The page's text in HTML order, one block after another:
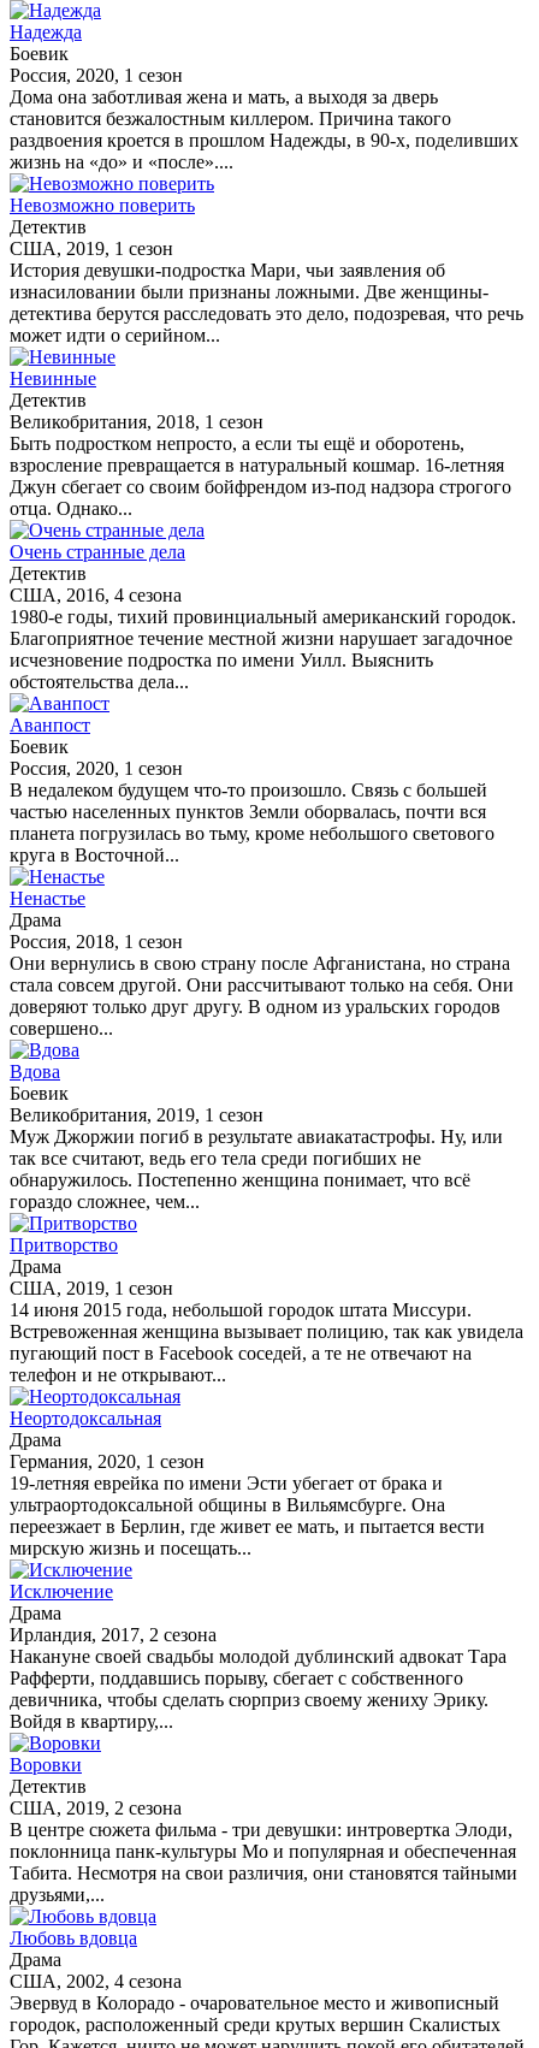
Надежда
Боевик
Россия, 2020, 1 сезон
Дома она заботливая жена и мать, а выходя за дверь
становится безжалостным киллером. Причина такого
раздвоения кроется в прошлом Надежды, в 90-х, поделивших
жизнь на «до» и «после»....
Невозможно поверить
Детектив
США, 2019, 1 сезон
История девушки-подростка Мари, чьи заявления об
изнасиловании были признаны ложными. Две женщины-
детектива берутся расследовать это дело, подозревая, что речь
может идти о серийном...
Невинные
Детектив
Великобритания, 2018, 1 сезон
Быть подростком непросто, а если ты ещё и оборотень,
взросление превращается в натуральный кошмар. 16-летняя
Джун сбегает со своим бойфрендом из-под надзора строгого
отца. Однако...
Очень странные дела
Детектив
США, 2016, 4 сезона
1980-е годы, тихий провинциальный американский городок.
Благоприятное течение местной жизни нарушает загадочное
исчезновение подростка по имени Уилл. Выяснить
обстоятельства дела...
Аванпост
Боевик
Россия, 2020, 1 сезон
В недалеком будущем что-то произошло. Связь с большей
частью населенных пунктов Земли оборвалась, почти вся
планета погрузилась во тьму, кроме небольшого светового
круга в Восточной...
Ненастье
Драма
Россия, 2018, 1 сезон
Они вернулись в свою страну после Афганистана, но страна
стала совсем другой. Они рассчитывают только на себя. Они
доверяют только друг другу. В одном из уральских городов
совершено...
Вдова
Боевик
Великобритания, 2019, 1 сезон
Муж Джоржии погиб в результате авиакатастрофы. Ну, или
так все считают, ведь его тела среди погибших не
обнаружилось. Постепенно женщина понимает, что всё
гораздо сложнее, чем...
Притворство
Драма
США, 2019, 1 сезон
14 июня 2015 года, небольшой городок штата Миссури.
Встревоженная женщина вызывает полицию, так как увидела
пугающий пост в Facebook соседей, а те не отвечают на
телефон и не открывают...
Неортодоксальная
Драма
Германия, 2020, 1 сезон
19-летняя еврейка по имени Эсти убегает от брака и
ультраортодоксальной общины в Вильямсбурге. Она
переезжает в Берлин, где живет ее мать, и пытается вести
мирскую жизнь и посещать...
Исключение
Драма
Ирландия, 2017, 2 сезона
Накануне своей свадьбы молодой дублинский адвокат Тара
Рафферти, поддавшись порыву, сбегает с собственного
девичника, чтобы сделать сюрприз своему жениху Эрику.
Войдя в квартиру,...
Воровки
Детектив
США, 2019, 2 сезона
В центре сюжета фильма - три девушки: интровертка Элоди,
поклонница панк-культуры Мо и популярная и обеспеченная
Табита. Несмотря на свои различия, они становятся тайными
друзьями,...
Любовь вдовца
Драма
США, 2002, 4 сезона
Эвервуд в Колорадо - очаровательное место и живописный
городок, расположенный среди крутых вершин Скалистых